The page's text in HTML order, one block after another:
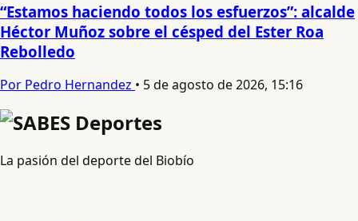
“Estamos haciendo todos los esfuerzos”: alcalde
Héctor Muñoz sobre el césped del Ester Roa
Rebolledo
Por Pedro Hernandez • 5 de agosto de 2026, 15:16
La pasión del deporte del Biobío